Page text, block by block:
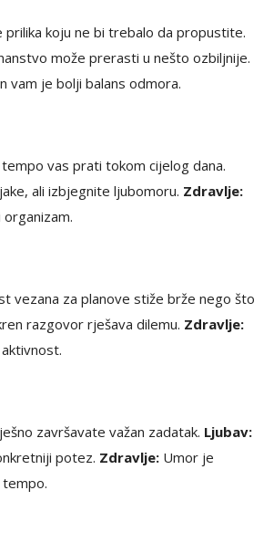
prilika koju ne bi trebalo da propustite.
može prerasti u nešto ozbiljnije.
vam je bolji balans odmora.
vas prati tokom cijelog dana.
ali izbjegnite ljubomoru. Zdravlje:
vezana za planove stiže brže nego što
razgovor rješava dilemu. Zdravlje:
završavate važan zadatak. Ljubav:
potez. Zdravlje: Umor je